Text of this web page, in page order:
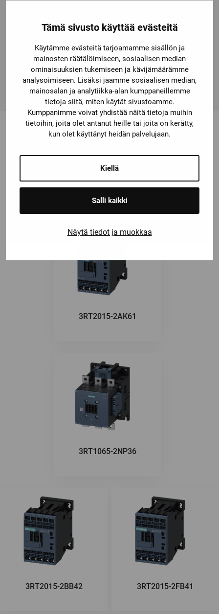
Tämä sivusto käyttää evästeitä
Käytämme evästeitä tarjoamamme sisällön ja
mainosten räätälöimiseen, sosiaalisen median
ominaisuuksien tukemiseen ja kävijämäärämme
analysoimiseen. Lisäksi jaamme sosiaalisen median,
mainosalan ja analytiikka-alan kumppaneillemme
tietoja siitä, miten käytät sivustoamme.
Kumppanimme voivat yhdistää näitä tietoja muihin
tietoihin, joita olet antanut heille tai joita on kerätty,
kun olet käyttänyt heidän palvelujaan.
Kiellä
Salli kaikki
Näytä tiedot ja muokkaa
etc. is standardized for all sizes. The available link
modules, function modules and the SIRIUS 3RV29 infeed
system considerably reduce the wiring expense. Simple,
efficient and always up to date – SIRIUS modular
system.
Saatat olla kiinnostunut myös
näistä
3RT2015-2AK61
3RT1065-2NP36
3RT2015-2BB42 3RT2015-2FB41